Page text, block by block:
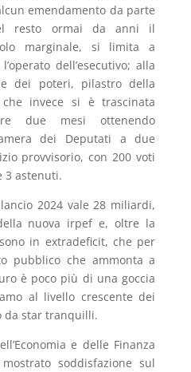
emendamento da parte
resto ormai da anni il
marginale, si limita a
dell’esecutivo; alla
dei poteri, pilastro della
invece si è trascinata
due mesi ottenendo
dei Deputati a due
provvisorio, con 200 voti
3 astenuti.
2024 vale 28 miliardi,
nuova irpef e, oltre la
in extradeficit, che per
pubblico che ammonta a
è poco più di una goccia
al livello crescente dei
da star tranquilli.
e delle Finanza
soddisfazione sul